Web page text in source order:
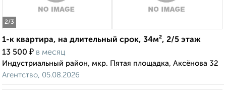
2/3
1-к квартира, на длительный срок, 34м², 2/5 этаж
13 500 ₽ в месяц
Индустриальный район, мкр. Пятая площадка, Аксёнова 32
Агентство, 05.08.2026